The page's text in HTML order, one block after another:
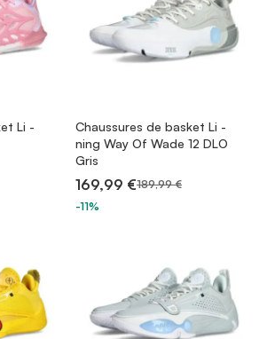
Li -
Chaussures de basket Li -
ning Way Of Wade 12 DLO
Gris
169,99 €189,99 €
-11%